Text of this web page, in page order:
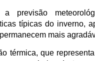
a previsão
típicas do inverno,
mais
térmica, que